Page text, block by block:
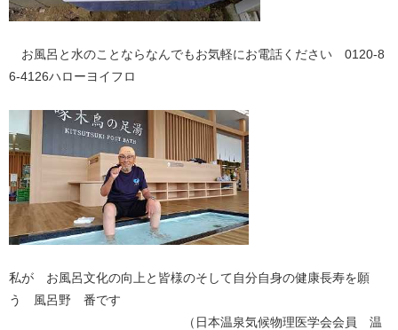
お風呂と水のことならなんでもお気軽にお電話ください 0120-8
6-4126ハローヨイフロ
私が お風呂文化の向上と皆様のそして自分自身の健康長寿を願
う 風呂野 番です
（日本温泉気候物理医学会会員 温